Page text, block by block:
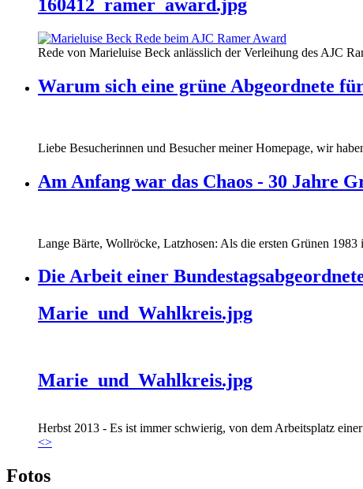
160412_ramer_award.jpg
Rede von Marieluise Beck anlässlich der Verleihung des AJC
Warum sich eine grüne Abgeordnete
Liebe Besucherinnen und Besucher meiner Homepage, wir
Am Anfang war das Chaos - 30 Jahre
Lange Bärte, Wollröcke, Latzhosen: Als die ersten Grünen
Die Arbeit einer
Marie_und_Wahlkreis.jpg
Marie_und_Wahlkreis.jpg
Herbst 2013 - Es ist immer schwierig, von dem Arbeitsplatz
<>
Fotos